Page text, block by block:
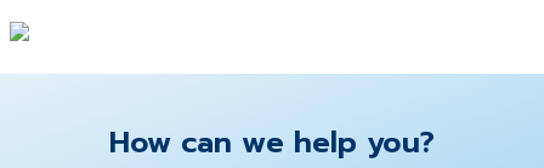
How can we help you?